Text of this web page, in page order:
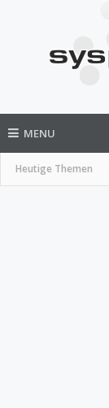
MENU
Heutige Themen